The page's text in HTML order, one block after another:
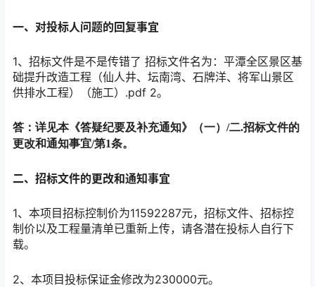
一、 对投标人问题的回复事宜
1、招标文件是不是传错了 招标文件名为：平潭全区景区基
础提升改造工程（仙人井、坛南湾、石牌洋、将军山景区
供排水工程）（施工）.pdf 2。
答：详见本《答疑纪要及补充通知》（一） /二.招标文件的
更改和通知事宜/第1条。
二、招标文件的更改和通知事宜
1、本项目招标控制价为11592287元，招标文件、招标控
制价以及工程量清单已重新上传，请各潜在投标人自行下
载。
2、本项目投标保证金修改为230000元。